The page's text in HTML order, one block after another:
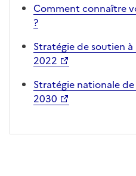
Comment connaître
?
Stratégie de soutien
2022
Stratégie nationale
2030